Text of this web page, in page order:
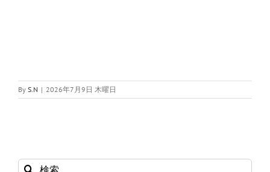
By S.N | 2026年7月9日 木曜日
検